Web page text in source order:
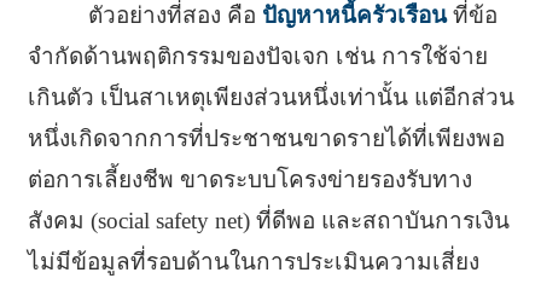
ตัวอย่างที่สอง คือ ปัญหาหนี้ครัวเรือนที่ข้อ
จำกัดด้านพฤติกรรมของปัจเจก เช่น การใช้จ่าย
เกินตัว เป็นสาเหตุเพียงส่วนหนึ่งเท่านั้น แต่อีกส่วน
หนึ่งเกิดจากการที่ประชาชนขาดรายได้ที่เพียงพอ
ต่อการเลี้ยงชีพ ขาดระบบโครงข่ายรองรับทาง
สังคม (social safety net) ที่ดีพอ และสถาบันการเงิน
ไม่มีข้อมูลที่รอบด้านในการประเมินความเสี่ยง